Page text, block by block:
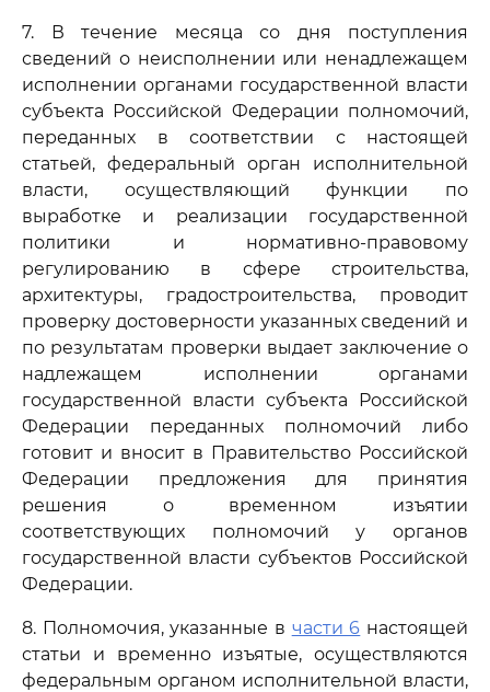
7. В течение месяца со дня поступления
сведений о неисполнении или ненадлежащем
исполнении органами государственной власти
субъекта Российской Федерации полномочий,
переданных в соответствии с настоящей
статьей, федеральный орган исполнительной
власти, осуществляющий функции по
выработке и реализации государственной
политики и нормативно-правовому
регулированию в сфере строительства,
архитектуры, градостроительства, проводит
проверку достоверности указанных сведений и
по результатам проверки выдает заключение о
надлежащем исполнении органами
государственной власти субъекта Российской
Федерации переданных полномочий либо
готовит и вносит в Правительство Российской
Федерации предложения для принятия
решения о временном изъятии
соответствующих полномочий у органов
государственной власти субъектов Российской
Федерации.
8. Полномочия, указанные в части 6 настоящей
статьи и временно изъятые, осуществляются
федеральным органом исполнительной власти,